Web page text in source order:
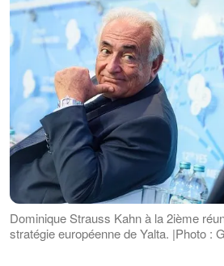
Dominique Strauss Kahn à la 2ième
stratégie européenne de Yalta. |Photo :